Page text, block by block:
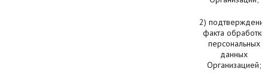
2) подтверждение
факта обработки
персональных
данных
Организацией;